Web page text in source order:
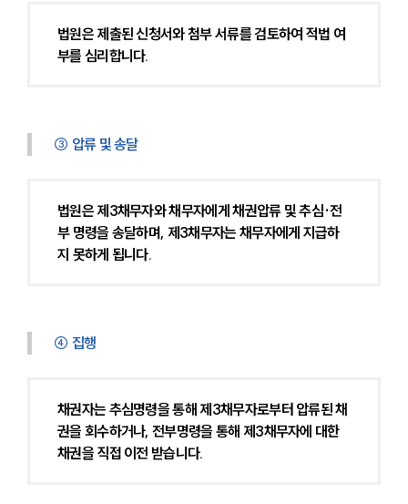
대륜소개
법원은 제출된 신청서와 첨부 서류를 검토하여 적법 여
부를 심리합니다.
③ 압류 및 송달
법원은 제3채무자와 채무자에게 채권압류 및 추심·전
부 명령을 송달하며, 제3채무자는 채무자에게 지급하
지 못하게 됩니다.
④ 집행
채권자는 추심명령을 통해 제3채무자로부터 압류된 채
권을 회수하거나, 전부명령을 통해 제3채무자에 대한
채권을 직접 이전 받습니다.